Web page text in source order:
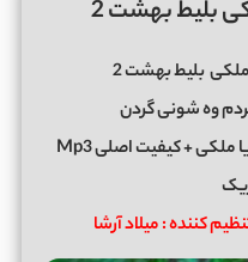
بلیط بهشت 2
ملکیبلیط بهشت 2
وه شونی گردن
ملکی
+ کیفیت اصلی Mp3
کننده : میلاد آرشا